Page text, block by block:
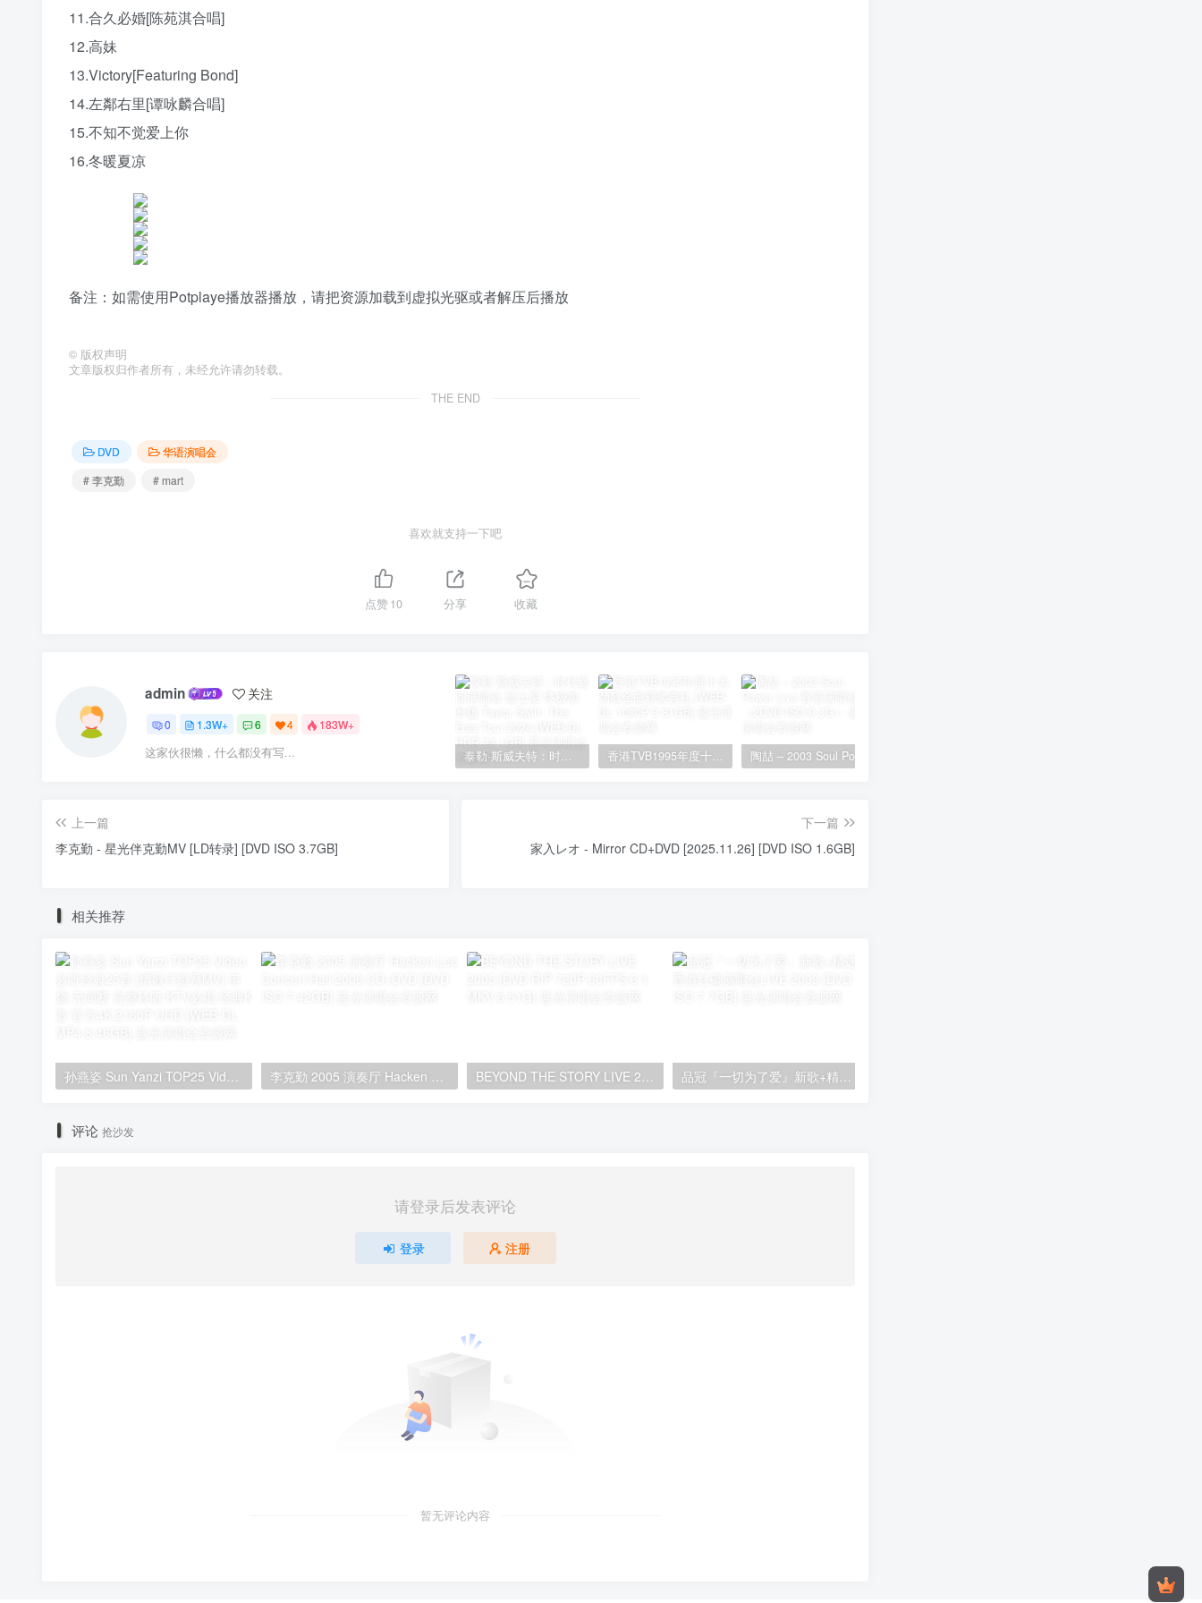
11.合久必婚[陈苑淇合唱]
12.高妹
13.Victory[Featuring Bond]
14.左鄰右里[谭咏麟合唱]
15.不知不觉爱上你
16.冬暖夏凉
备注：如需使用Potplaye播放器播放，请把资源加载到虚拟光驱或者解压后播放
© 版权声明
文章版权归作者所有，未经允许请勿转载。
THE END
DVD
华语演唱会
# 李克勤
# mart
喜欢就支持一下吧
点赞10 分享 收藏
admin 关注
0 1.3W+ 6 4 183W+
这家伙很懒，什么都没有写... 泰勒·斯威夫特：时代巡回演唱会 迪士尼·终极加长版 Taylor Swift: The Eras Tour 2024 [WEB-DL HDR 23.1GB] 香港TVB1995年度十大劲歌金曲颁奖典礼 [WEB-DL 1080P 3.81GB]
上一篇
李克勤 - 星光伴克勤MV [LD转录] [DVD ISO 3.7GB]
下一篇
家入レオ - Mirror CD+DVD [2025.11.26] [DVD ISO 1.6GB]
相关推荐
孙燕姿 Sun Yanzi TOP25 Video 必听经典25首 [情歌疗癒系MV] 串烧 无间断 完整聆听 KTV必唱 经典K歌 官方4K 2160P UHD [WEB-DL MP4 8.46GB] 李克勤 2005 演奏厅 Hacken Lee Concert Hall 2006 CD+DVD [DVD ISO 7.42GB] BEYOND THE STORY LIVE 2005 [DVD RIP 720P 60FPS 6.1 MKV 6.51G] 品冠『一切为了爱』新歌+精选 香港红磡演唱会LIVE 2009 [DVD ISO 7.7GB]
评论 抢沙发
请登录后发表评论
登录 注册
暂无评论内容